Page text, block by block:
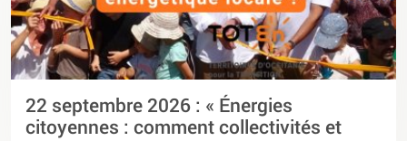
22 septembre 2026 : « Énergies
citoyennes : comment collectivités et